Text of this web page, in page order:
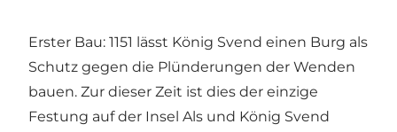
Erster Bau: 1151 lässt König Svend einen Burg als
Schutz gegen die Plünderungen der Wenden
bauen. Zur dieser Zeit ist dies der einzige
Festung auf der Insel Als und König Svend